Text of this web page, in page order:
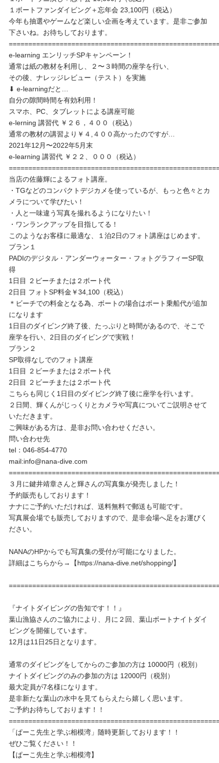
１ボートファンダイビング＋忘年会 23,100円（税込）
今年も抽選やゲームなど楽しい企画を考えています。是非ご参加
下さいね。お待ちしております。
e-learning エンリッチSPキャンペーン！
通常は紙の教材を利用し、２〜３時間の座学を行い、
その後、ナレッジレビュー（テスト）を実施
⬇︎ e-learningだと…
自分の隙間時間を有効利用！
スマホ、PC、タブレットによる講座可能
e-lerning 講習代 ￥２６，４００（税込）
通常の教材の講習より￥４,４００高かったのですが…
2021年12月〜2022年5月末
e-learning 講習代 ￥２２、０００（税込）
当店の佐藤輝によるフォト講座。
・TGなどのコンパクトデジカメを使っているが、もっと色々とカ
メラについて学びたい！
・人と一味違う写真を撮れるようになりたい！
・ワンランクアップを目指してる！
このようなお客様に最適な、１泊2日のフォト講座はじめます。
プラン１
PADIのデジタル・アンダーウォーター・フォトグラフィーSP取
得
1日目 ２ビーチまたは２ボート代
2日目 フォトSP料金￥34,100（税込）
＊ビーチでの料金となる為、ボートの場合はボート乗船代が追加
になります
1日目のダイビング終了後、たっぷりと時間があるので、そこで
座学を行い、2日目のダイビングで実戦！
プラン２
SP取得なしでのフォト講座
1日目 ２ビーチまたは２ボート代
2日目 ２ビーチまたは２ボート代
こちらも同じく1日目のダイビング終了後に座学を行います。
２日間、輝くんがじっくりとカメラや写真についてご説明させて
いただきます。
ご興味がある方は、是非お問い合わせください。
問い合わせ先
tel：046-854-4770
mail:info@nana-dive.com
３月に鍵井靖章さんと輝さんの写真集が発売しました！
予約販売もしております！
ナナにご予約いただければ、送料無料で郵送も可能です。
写真展会場でも販売しておりますので、是非会場へ足をお運びく
ださい。
NANAのHPからでも写真集の受付が可能になりました。
詳細はこちらから→【https://nana-dive.net/shopping/】
『ナイトダイビングの告知です！！』
葉山漁協さんのご協力により、月に２回、葉山ボートナイトダイ
ビングを開催しています。
12月は11日25日となります。
通常のダイビングをしてからのご参加の方は 10000円（税別）
ナイトダイビングのみの参加の方は 12000円（税別）
最大定員が7名様になります。
是非新たな葉山の水中を見てもらえたら嬉しく思います。
ご予約お待ちしております！！
「ぱーこ先生と学ぶ相模湾」随時更新しております！！
ぜひご覧ください！！
【ぱーこ先生と学ぶ相模湾】